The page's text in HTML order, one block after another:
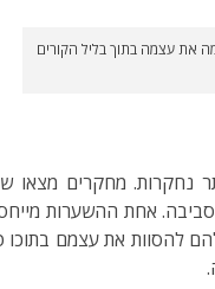
את עצמה בתוך בליל הקורים
מחקרים מצאו
אחת ההשערות
להסוות את עצמם